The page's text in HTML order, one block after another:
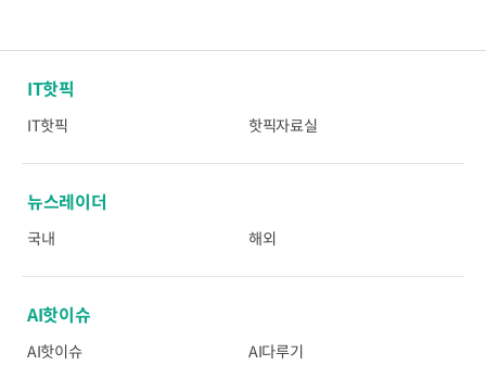
IT핫픽
IT핫픽 핫픽자료실
뉴스레이더
국내 해외
AI핫이슈
AI핫이슈 AI다루기